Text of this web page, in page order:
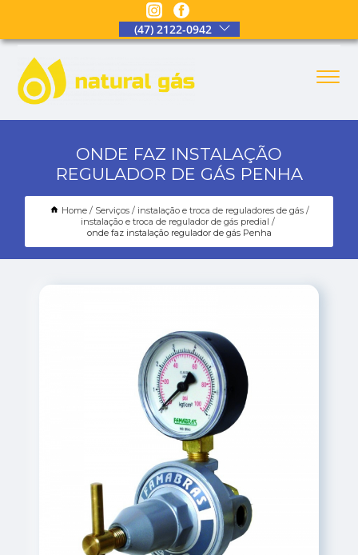
(47) 2122-0942
ONDE FAZ INSTALAÇÃO
REGULADOR DE GÁS PENHA
Home Serviços
instalação e troca de reguladores de gás
instalação e troca de regulador de gás predial
onde faz instalação regulador de gás Penha